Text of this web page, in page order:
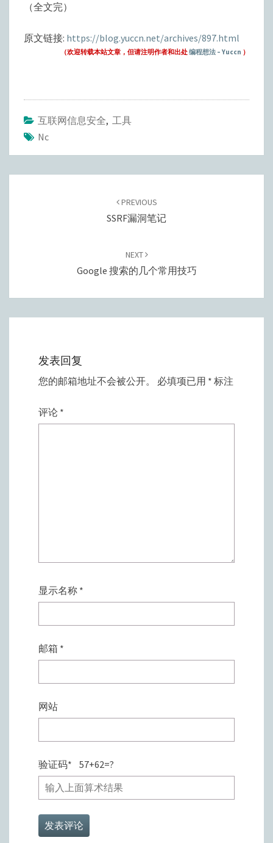
（全文完）
原文链接: https://blog.yuccn.net/archives/897.html
（欢迎转载本站文章，但请注明作者和出处编程想法 – Yuccn ）
互联网信息安全, 工具
Nc
PREVIOUS
SSRF漏洞笔记
NEXT
Google 搜索的几个常用技巧
发表回复
您的邮箱地址不会被公开。 必填项已用 * 标注
评论 *
显示名称 *
邮箱 *
网站
验证码* 57+62=?